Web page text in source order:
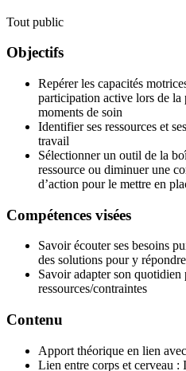
Tout public
Objectifs
Repérer les capacités
participation active lors de la
moments de soin
Identifier ses ressources et
travail
Sélectionner un outil de la
ressource ou diminuer une
d’action pour le mettre en
Compétences visées
Savoir écouter ses besoins
des solutions pour y répondre
Savoir adapter son
ressources/contraintes
Contenu
Apport théorique en lien
Lien entre corps et cerveau :